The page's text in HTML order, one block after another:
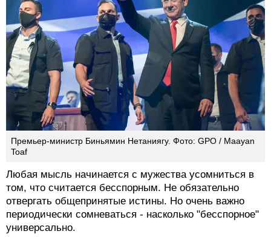
Премьер-министр Биньямин Нетаниягу. Фото: GPO / Maayan
Toaf
Любая мысль начинается с мужества усомниться в
том, что считается бесспорным. Не обязательно
отвергать общепринятые истины. Но очень важно
периодически сомневаться - насколько "бесспорное"
универсально.